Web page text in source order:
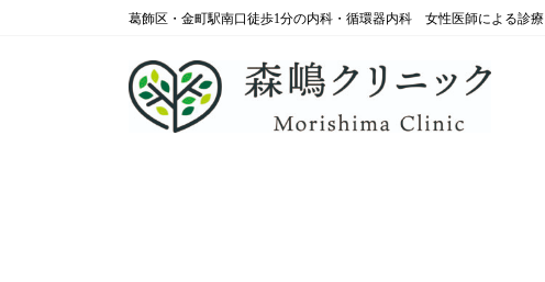
葛飾区・金町駅南口徒歩1分の内科・循環器内科 女性医師による診療